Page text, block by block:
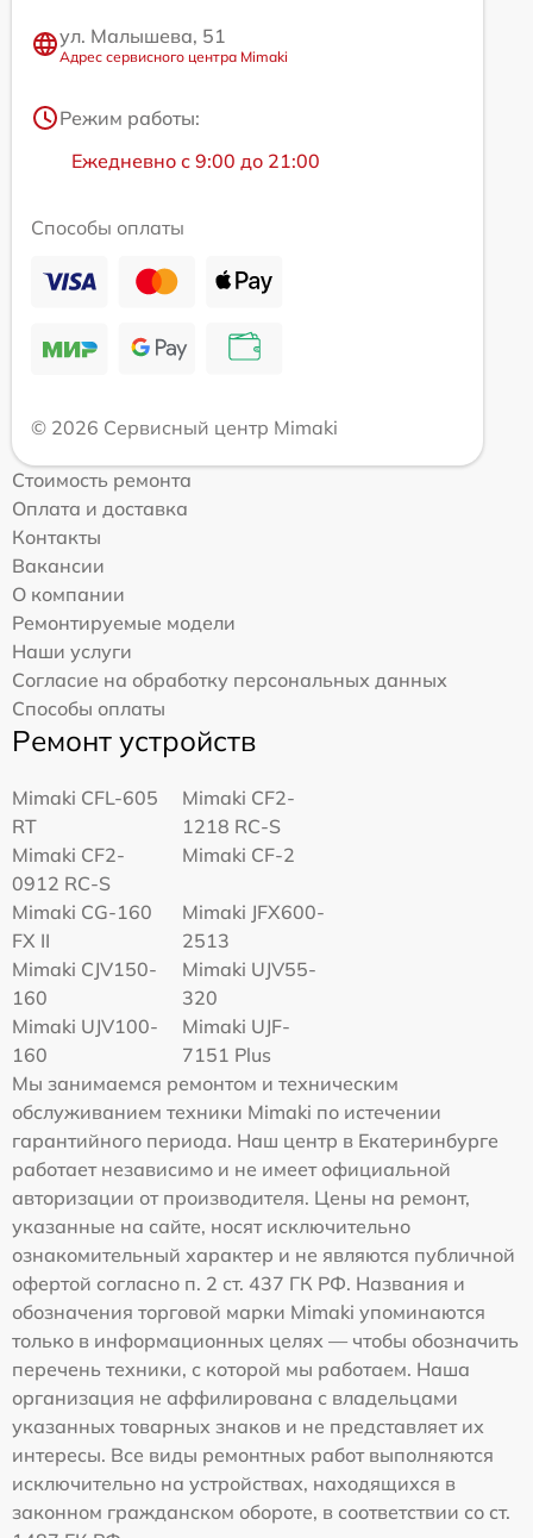
ул. Малышева, 51
Адрес сервисного центра Mimaki
Режим работы:
Ежедневно с 9:00 до 21:00
Способы оплаты
© 2026 Сервисный центр Mimaki
Стоимость ремонта
Оплата и доставка
Контакты
Вакансии
О компании
Ремонтируемые модели
Наши услуги
Согласие на обработку персональных данных
Способы оплаты
Ремонт устройств
Mimaki CFL-605
RT
Mimaki CF2-
1218 RC-S
Mimaki CF2-
0912 RC-S
Mimaki CF-2
Mimaki CG-160
FX II
Mimaki JFX600-
2513
Mimaki СJV150-
160
Mimaki UJV55-
320
Mimaki UJV100-
160
Mimaki UJF-
7151 Plus
Мы занимаемся ремонтом и техническим
обслуживанием техники Mimaki по истечении
гарантийного периода. Наш центр в Екатеринбурге
работает независимо и не имеет официальной
авторизации от производителя. Цены на ремонт,
указанные на сайте, носят исключительно
ознакомительный характер и не являются публичной
офертой согласно п. 2 ст. 437 ГК РФ. Названия и
обозначения торговой марки Mimaki упоминаются
только в информационных целях — чтобы обозначить
перечень техники, с которой мы работаем. Наша
организация не аффилирована с владельцами
указанных товарных знаков и не представляет их
интересы. Все виды ремонтных работ выполняются
исключительно на устройствах, находящихся в
законном гражданском обороте, в соответствии со ст.